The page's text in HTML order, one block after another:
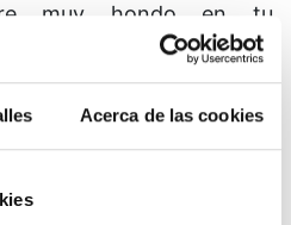
Acerca de las cookies
muy hondo en tu
sobre ella, deja
vengan a ayudarte a
y permite que la paz se
un manto de protección
venga a perturbar la